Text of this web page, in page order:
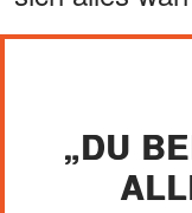
„DU